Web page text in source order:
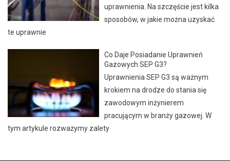
uprawnienia. Na szczęście jest kilka
sposobów, w jakie można uzyskać
te uprawnie
Co Daje Posiadanie Uprawnień
Gazowych SEP G3?
Uprawnienia SEP G3 są ważnym
krokiem na drodze do stania się
zawodowym inżynierem
pracującym w branży gazowej. W
tym artykule rozważymy zalety